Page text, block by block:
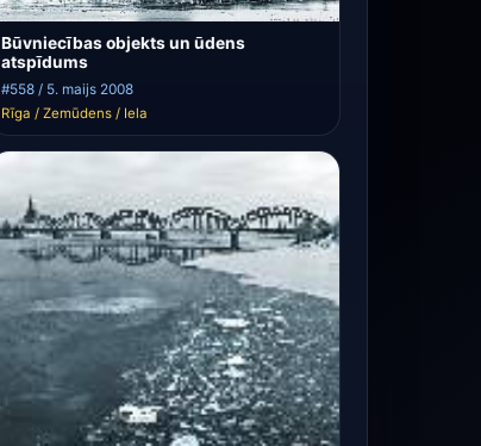
Būvniecības objekts un ūdens
atspīdums
#558 / 5. maijs 2008
Rīga / Zemūdens / Iela